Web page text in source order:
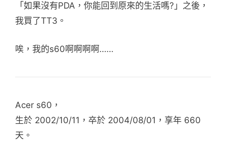
「如果沒有PDA，你能回到原來的生活嗎?」之後，
我買了TT3。
唉，我的s60啊啊啊啊……
Acer s60，
生於 2002/10/11，卒於 2004/08/01，享年 660
天。